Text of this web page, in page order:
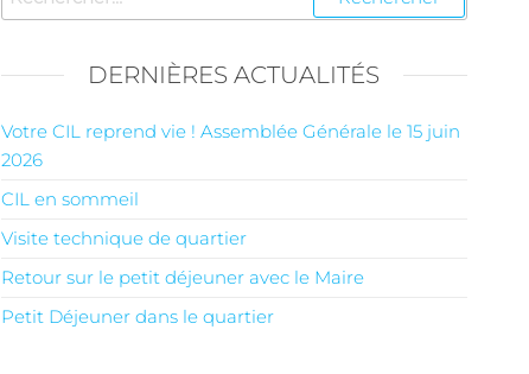
DERNIÈRES ACTUALITÉS
Votre CIL reprend vie ! Assemblée Générale le 15 juin
2026
CIL en sommeil
Visite technique de quartier
Retour sur le petit déjeuner avec le Maire
Petit Déjeuner dans le quartier